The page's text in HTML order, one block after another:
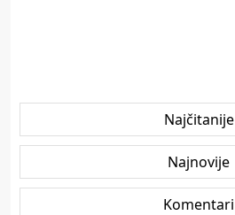
Najčitanije
Najnovije
Komentari